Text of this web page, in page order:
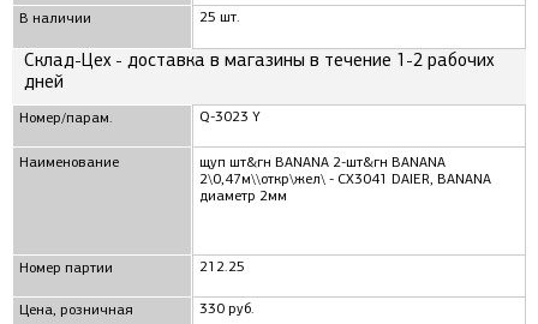
В наличии 25 шт.
Склад-Цех - доставка в магазины в течение 1-2 рабочих
дней
Номер/парам.
Наименование
Номер партии
Цена, розничная
Q-3023 Y
щуп шт&гн BANANA 2-шт&гн BANANA
2\0,47м\\откр\жел\ - CX3041 DAIER, BANANA
диаметр 2мм
212.25
330 руб.